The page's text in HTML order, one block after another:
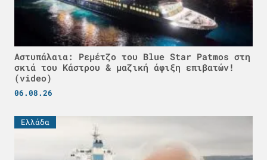
Αστυπάλαια: Ρεμέτζο του Blue Star Patmos στη
σκιά του Κάστρου & μαζική άφιξη επιβατών!
(video)
06.08.26
Ελλάδα